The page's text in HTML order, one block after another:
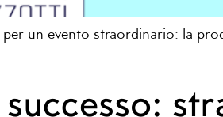
un evento straordinario: la